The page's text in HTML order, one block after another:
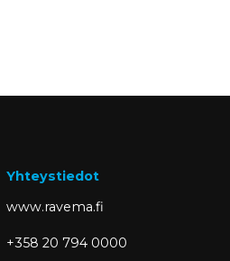
Yhteystiedot
www.ravema.fi
+358 20 794 0000